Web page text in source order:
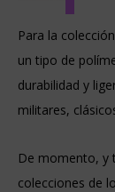
Para la
un tipo de
durabilidad y
militares,
De momento, y
colecciones de